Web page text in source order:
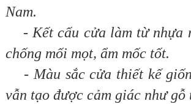
Nam.
- Kết cấu cửa làm từ nhựa
chống mối mọt, ẩm mốc tốt.
- Màu sắc cửa thiết kế
vẫn tạo được cảm giác như gỗ